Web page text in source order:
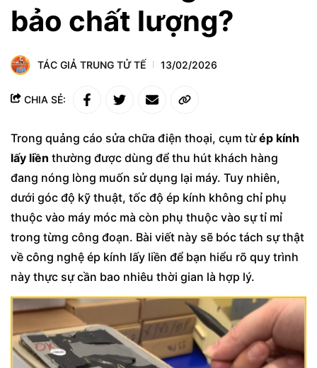
bảo chất lượng?
TÁC GIẢ TRUNG TỬ TẾ 13/02/2026
CHIA SẺ:
Trong quảng cáo sửa chữa điện thoại, cụm từép kính
lấy liền thường được dùng để thu hút khách hàng
đang nóng lòng muốn sử dụng lại máy. Tuy nhiên,
dưới góc độ kỹ thuật, tốc độ ép kính không chỉ phụ
thuộc vào máy móc mà còn phụ thuộc vào sự tỉ mỉ
trong từng công đoạn. Bài viết này sẽ bóc tách sự thật
về công nghệ ép kính lấy liền để bạn hiểu rõ quy trình
này thực sự cần bao nhiêu thời gian là hợp lý.